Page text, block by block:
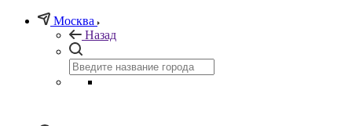
Москва
Назад